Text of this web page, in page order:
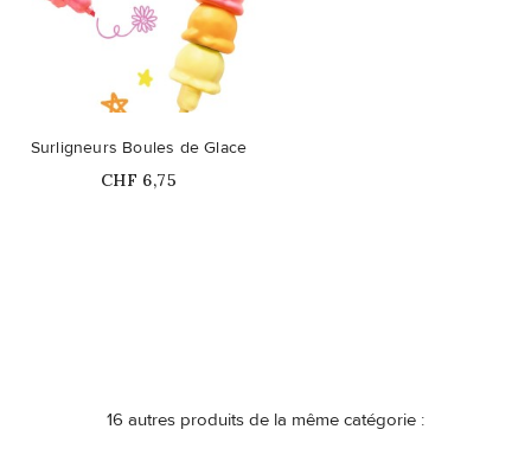
Surligneurs Boules de Glace
Prix
CHF 6,75
16 autres produits de la même catégorie :